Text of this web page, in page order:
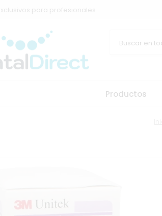
para profesionales
Productos